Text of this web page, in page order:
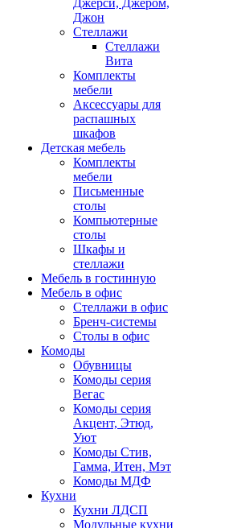
Джерси, Джером,
Джон
Стеллажи
Стеллажи
Вита
Комплекты
мебели
Аксессуары для
распашных
шкафов
Детская мебель
Комплекты
мебели
Письменные
столы
Компьютерные
столы
Шкафы и
стеллажи
Мебель в гостинную
Мебель в офис
Стеллажи в офис
Бренч-системы
Столы в офис
Комоды
Обувницы
Комоды серия
Вегас
Комоды серия
Акцент, Этюд,
Уют
Комоды Стив,
Гамма, Итен, Мэт
Комоды МДФ
Кухни
Кухни ЛДСП
Модульные кухни